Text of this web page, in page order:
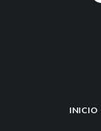
INICIO